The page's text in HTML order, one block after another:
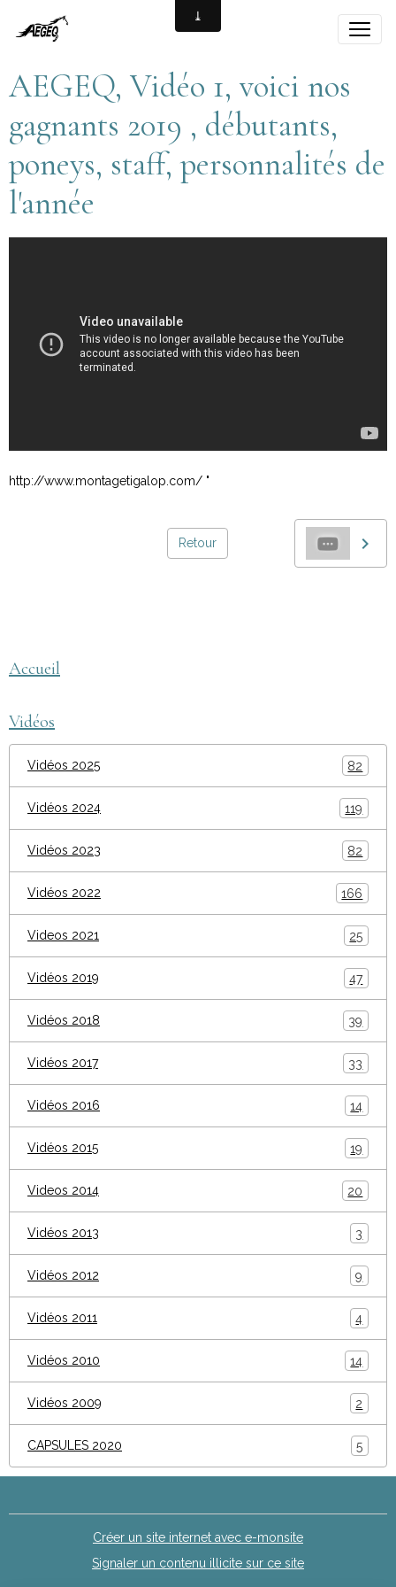
AEGEQ, Vidéo 1, voici nos
gagnants 2019 , débutants,
poneys, staff, personnalités de
l'année
http://www.montagetigalop.com/ "
Retour
Accueil
Vidéos
Vidéos 2025 82
Vidéos 2024 119
Vidéos 2023 82
Vidéos 2022 166
Videos 2021 25
Vidéos 2019 47
Vidéos 2018 39
Vidéos 2017 33
Vidéos 2016 14
Vidéos 2015 19
Videos 2014 20
Vidéos 2013 3
Vidéos 2012 9
Vidéos 2011 4
Vidéos 2010 14
Vidéos 2009 2
CAPSULES 2020 5
Créer un site internet avec e-monsite
Signaler un contenu illicite sur ce site